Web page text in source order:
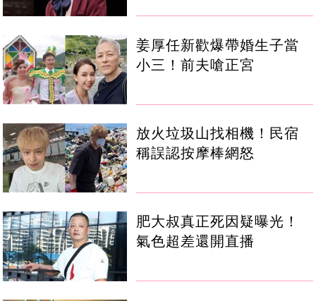
姜厚任新歡爆帶婚生子當
小三！前夫嗆正宮
放火垃圾山找相機！民宿
稱誤認按摩棒網怒
肥大叔真正死因疑曝光！
氣色超差還開直播